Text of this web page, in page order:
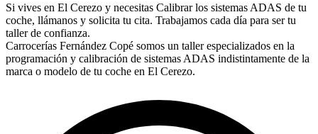
Si vives en El Cerezo y necesitas Calibrar los sistemas ADAS de tu
coche, llámanos y solicita tu cita. Trabajamos cada día para ser tu
taller de confianza.
Carrocerías Fernández Copé somos un taller especializados en la
programación y calibración de sistemas ADAS indistintamente de la
marca o modelo de tu coche en El Cerezo.